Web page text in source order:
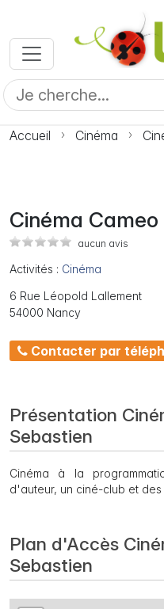
Accueil Cinéma
Cinéma
aucun avis
Activités : Cinéma
6 Rue Léopold Lallement
54000 Nancy
Contacter par
Présentation
Sebastien
Cinéma à la
d'auteur, un ciné-club et des
Plan d'Accès
Sebastien